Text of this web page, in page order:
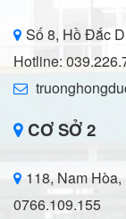
Số 8, Hồ Đắc
Hotline:
CƠ SỞ 2
118, Nam
0766.109.155